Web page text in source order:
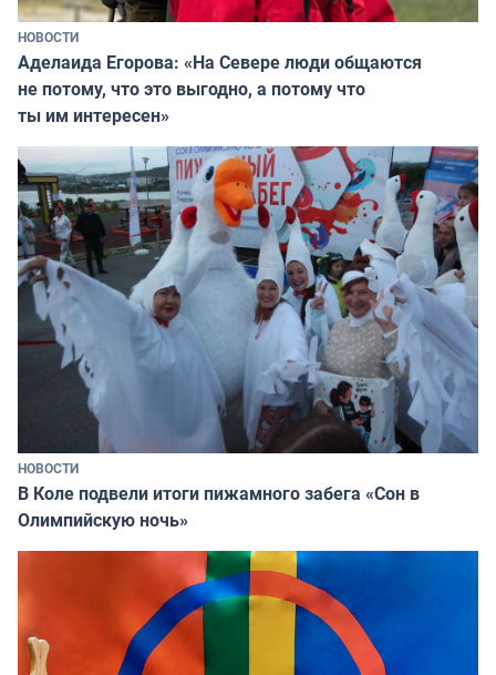
НОВОСТИ
Аделаида Егорова: «На Севере люди общаются
не потому, что это выгодно, а потому что
ты им интересен»
НОВОСТИ
В Коле подвели итоги пижамного забега «Сон в
Олимпийскую ночь»